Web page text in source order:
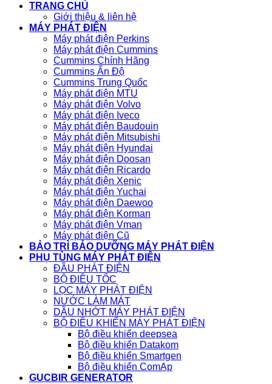
TRANG CHỦ
Giới thiệu & liên hệ
MÁY PHÁT ĐIỆN
Máy phát điện Perkins
Máy phát điện Cummins
Cummins Chính Hãng
Cummins Ấn Độ
Cummins Trung Quốc
Máy phát điện MTU
Máy phát điện Volvo
Máy phát điện Iveco
Máy phát điện Baudouin
Máy phát điện Mitsubishi
Máy phát điện Hyundai
Máy phát điện Doosan
Máy phát điện Ricardo
Máy phát điện Xenic
Máy phát điện Yuchai
Máy phát điện Daewoo
Máy phát điện Korman
Máy phát điện Vman
Máy phát điện Cũ
BẢO TRÌ BẢO DƯỠNG MÁY PHÁT ĐIỆN
PHỤ TÙNG MÁY PHÁT ĐIỆN
ĐẦU PHÁT ĐIỆN
BỘ ĐIỀU TỐC
LỌC MÁY PHÁT ĐIỆN
NƯỚC LÀM MÁT
DẦU NHỚT MÁY PHÁT ĐIỆN
BỘ ĐIỀU KHIỂN MÁY PHÁT ĐIỆN
Bộ điều khiển deepsea
Bộ điều khiển Datakom
Bộ điều khiển Smartgen
Bộ điều khiển ComAp
GUCBIR GENERATOR